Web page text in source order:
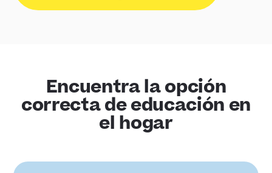
Encuentra la opción
correcta de educación en
el hogar